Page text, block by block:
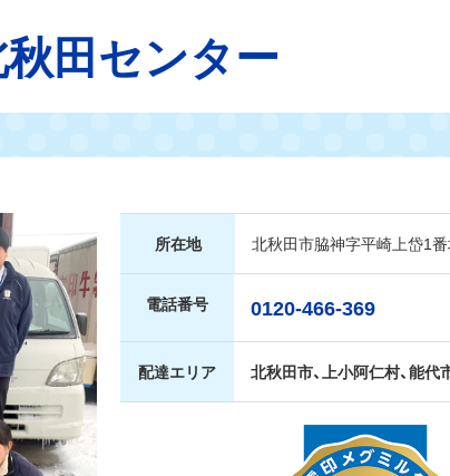
田センター
所在地 北秋田市脇神字平崎上岱1
電話番号 0120-466-369
配達エリア 北秋田市、上小阿仁村、能代